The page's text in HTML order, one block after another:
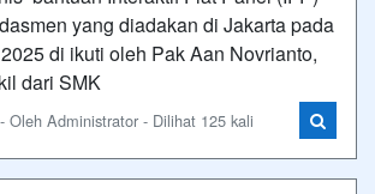
yang diadakan di Jakarta pada
di ikuti oleh Pak Aan Novrianto,
dari SMK
Oleh Administrator - Dilihat 125 kali